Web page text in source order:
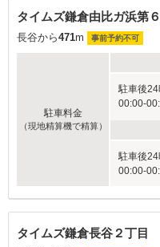
タイムズ鎌倉由比ガ浜第６
長谷から471m 事前予約不可
駐車料金
（現地精算機で精算）
駐車後
00:00-
駐車後
00:00-
タイムズ鎌倉長谷２丁目